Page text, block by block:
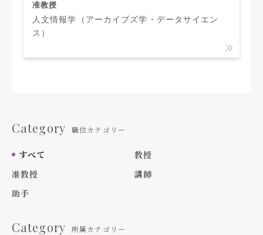
准教授
人文情報学（アーカイブズ学・データサイエン
ス）
Category 職位カテゴリー
すべて
教授
准教授
講師
助手
Category 所属カテゴリー